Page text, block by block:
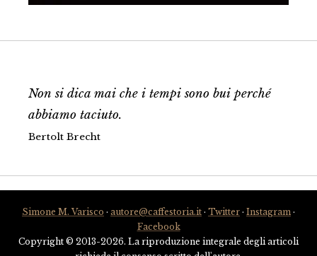
Non si dica mai che i tempi sono bui perché
abbiamo taciuto.
Bertolt Brecht
Simone M. Varisco · autore@caffestoria.it · Twitter · Instagram ·
Facebook
Copyright © 2013-2026. La riproduzione integrale degli articoli